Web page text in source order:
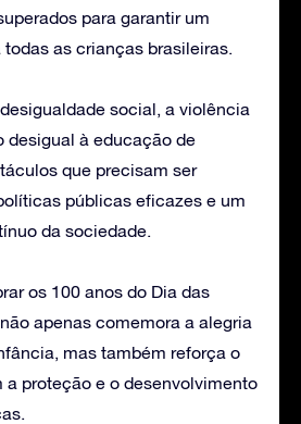
para garantir um
as crianças brasileiras.
social, a violência
desigual à educação de
que precisam ser
públicas eficazes e um
da sociedade.
os 100 anos do Dia das
apenas comemora a alegria
mas também reforça o
proteção e o desenvolvimento